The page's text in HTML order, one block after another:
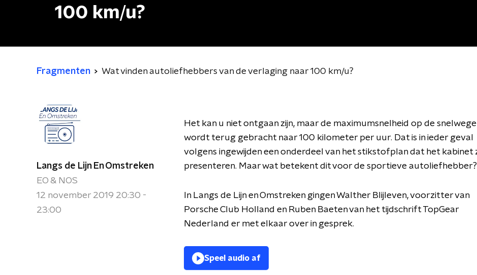
100 km/u?
Fragmenten Wat vinden autoliefhebbers van de verlaging naar 100 km/u?
Langs de Lijn En Omstreken
EO & NOS
12 november 2019 20:30 -
23:00
Het kan u niet ontgaan zijn, maar de maximumsnelheid op de
wordt terug gebracht naar 100 kilometer per uur. Dat is in ieder geval
volgens ingewijden een onderdeel van het stikstofplan dat het kabinet
presenteren. Maar wat betekent dit voor de sportieve autoliefhebber?
In Langs de Lijn en Omstreken gingen Walther Blijleven, voorzitter van
Porsche Club Holland en Ruben Baeten van het tijdschrift TopGear
Nederland er met elkaar over in gesprek.
Speel audio af